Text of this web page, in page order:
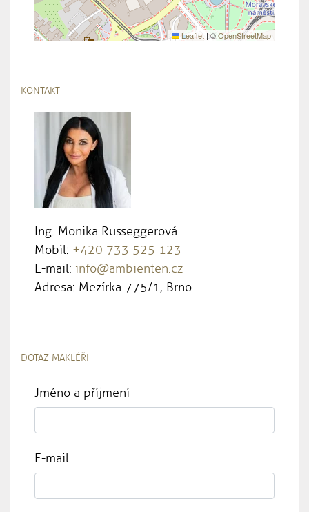
Leaflet |©OpenStreetMap
KONTAKT
Ing. Monika Russeggerová
Mobil: +420 733 525 123
E-mail: info@ambienten.cz
Adresa: Mezírka 775/1, Brno
DOTAZ MAKLÉŘI
Jméno a příjmení
E-mail